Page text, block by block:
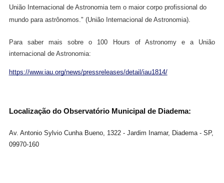
União Internacional de Astronomia tem o maior corpo profissional do
mundo para astrônomos." (União Internacional de Astronomia).
Para saber mais sobre o 100 Hours of Astronomy e a União
internacional de Astronomia:
https://www.iau.org/news/pressreleases/detail/iau1814/
Localização do Observatório Municipal de Diadema:
Av. Antonio Sylvio Cunha Bueno, 1322 - Jardim Inamar, Diadema - SP,
09970-160